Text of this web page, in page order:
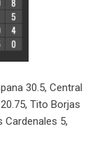
30.5, Central
Tito Borjas
Cardenales 5,